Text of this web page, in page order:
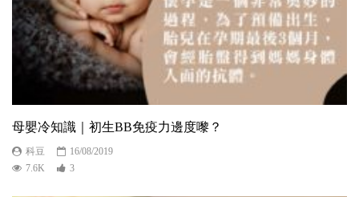
母嬰冷知識｜初生BB免疫力邊度嚟？
科豆
16/08/2019
7.6K
3